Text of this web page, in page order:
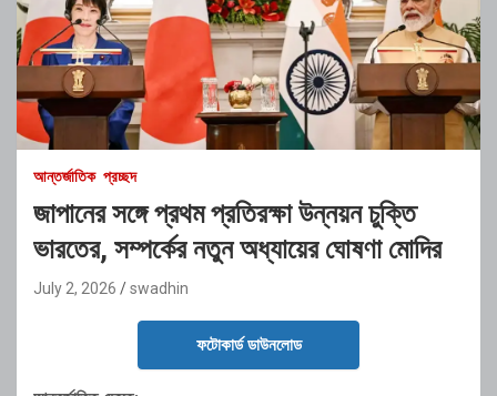
আন্তর্জাতিক প্রচ্ছদ
জাপানের সঙ্গে প্রথম প্রতিরক্ষা উন্নয়ন চুক্তি
ভারতের, সম্পর্কের নতুন অধ্যায়ের ঘোষণা মোদির
July 2, 2026 swadhin
ফটোকার্ড ডাউনলোড